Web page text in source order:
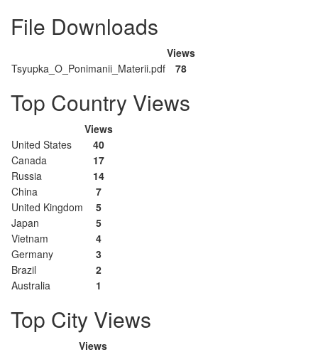
File Downloads
Views
Tsyupka_O_Ponimanii_Materii.pdf
78
Top Country Views
Views
United States
40
Canada
17
Russia
14
China
7
United Kingdom
5
Japan
5
Vietnam
4
Germany
3
Brazil
2
Australia
1
Top City Views
Views